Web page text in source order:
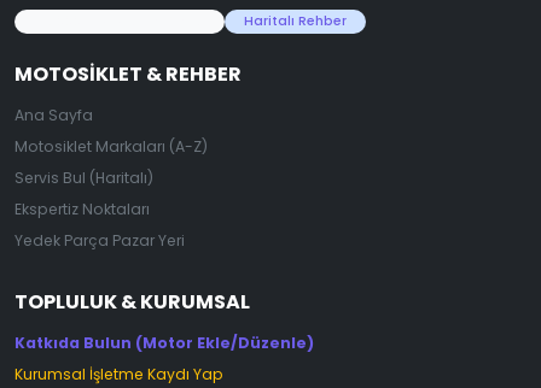
Haritalı Rehber
MOTOSIKLET & REHBER
Ana Sayfa
Motosiklet Markaları (A-Z)
Servis Bul (Haritalı)
Ekspertiz Noktaları
Yedek Parça Pazar Yeri
TOPLULUK & KURUMSAL
Katkıda Bulun (Motor Ekle/Düzenle)
Kurumsal İşletme Kaydı Yap